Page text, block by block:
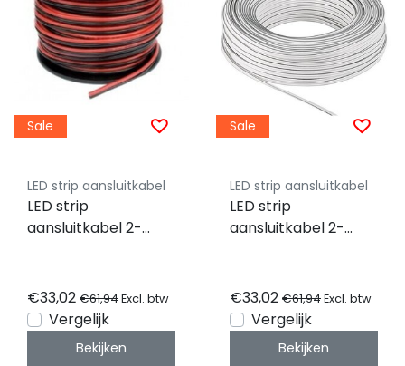
Sale
LED strip aansluitkabel
LED strip
aansluitkabel 2-
meter rol - zwart
rood
€33,02 €61,94Excl. btw
Vergelijk
Bekijken
Sale
LED strip aansluitkabel
LED strip
aansluitkabel 2-
meter rol - wit
€33,02 €61,94Excl. btw
Vergelijk
Bekijken